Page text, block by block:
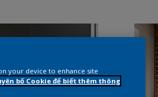
your device to enhance site
bố Cookie để biết thêm thông